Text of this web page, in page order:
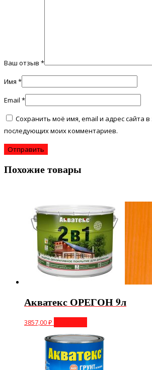
Ваш отзыв *
Имя *
Email *
Сохранить моё имя, email и адрес сайта
последующих моих комментариев.
Похожие товары
Акватекс ОРЕГОН 9л
3857,00₽